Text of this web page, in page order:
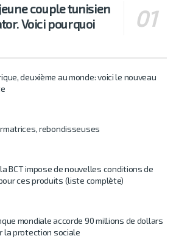
couple tunisien
Voici pourquoi
deuxième au monde: voici le nouveau
rebondisseuses
BCT impose de nouvelles conditions de
ces produits (liste complète)
mondiale accorde 90 millions de dollars
la protection sociale